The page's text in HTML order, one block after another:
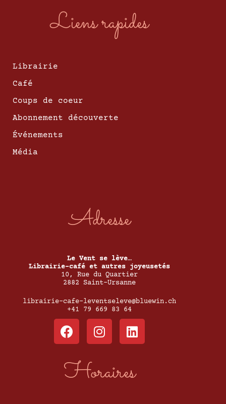
Liens rapides
Librairie
Café
Coups de coeur
Abonnement découverte
Événements
Média
Adresse
Le Vent se lève…
Librairie-café et autres joyeusetés
10, Rue du Quartier
2882 Saint-Ursanne
librairie-cafe-leventseleve@bluewin.ch
+41 79 669 83 64
Horaires